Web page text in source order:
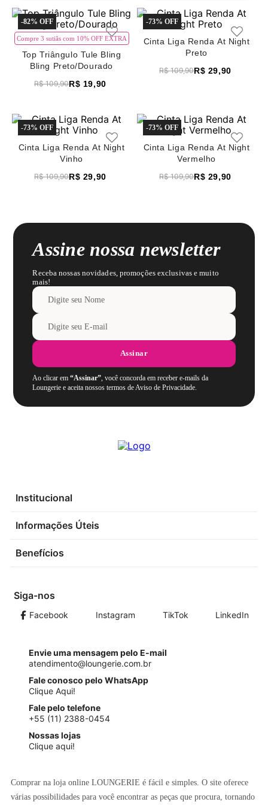
8
renda
9
sutiã renda
10
body
-82%
Compre 3 sutiãs com 10% OFF EXTRA
Top Triângulo Tule Bling
Bling Preto/Dourado
R$ 109,90R$ 19,90
-73%
Cinta Liga Renda At Night
Preto
R$ 109,90R$ 29,90
-73%
Cinta Liga Renda At Night
Vinho
R$ 109,90R$ 29,90
-73%
Cinta Liga Renda At Night
Vermelho
R$ 109,90R$ 29,90
Assine nossa newsletter
Receba nossas novidades, promoções exclusivas e muito
mais!
Assinar
Ao clicar em“Assinar”, você concorda em receber e-mails da
Loungerie e aceita nossos termos de Aviso de Privacidade.
Institucional
Informações Úteis
Benefícios
Siga-nos
Facebook Instagram TikTok LinkedIn
Envie uma mensagem pelo E-mail
atendimento@loungerie.com.br
Fale conosco pelo WhatsApp
Clique Aqui!
Fale pelo telefone
+55 (11) 2388-0454
Nossas lojas
Clique aqui!
Comprar na loja online LOUNGERIE é fácil e simples. O site oferece
várias possibilidades para você encontrar as peças que procura, tornando